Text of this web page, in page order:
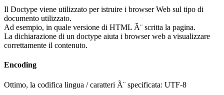
Il Doctype viene utilizzato per istruire i browser Web sul tipo di
documento utilizzato.
Ad esempio, in quale versione di HTML Ã¨ scritta la pagina.
La dichiarazione di un doctype aiuta i browser web a visualizzare
correttamente il contenuto.
Encoding
Ottimo, la codifica lingua / caratteri Ã¨ specificata: UTF-8